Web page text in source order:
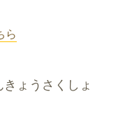
ら
ょうさくしょ